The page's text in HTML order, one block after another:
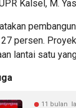
Kalsel, M.
persen.
lantai satu
11 bulan